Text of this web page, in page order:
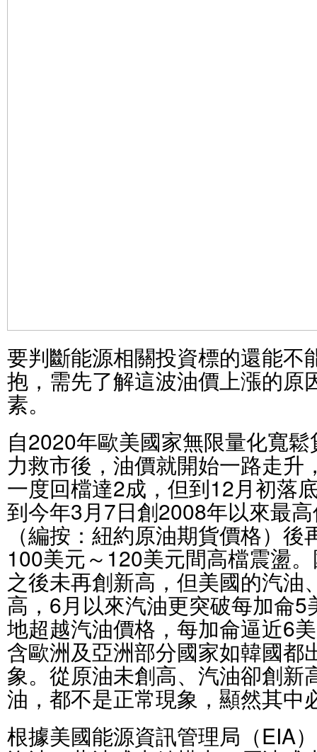
要判斷能源相關投資標的還能不
抱，需先了解這波油價上漲的原
素。
自2020年歐美國家無限量化寬
力救市後，油價就開始一路走升
一度回檔達2成，但到12月初落
到今年3月7日創2008年以來最
（編按：紐約原油期貨價格）
100美元～120美元間高檔震盪
之後未再創新高，但美國的汽油
高，6月以來汽油更突破每加侖
地超越汽油價格，每加侖逼近6
含歐洲及亞洲部分國家如韓國都
象。從原油未創高、汽油卻創新
油，都不是正常現象，顯然其中
根據美國能源資訊管理局（EIA